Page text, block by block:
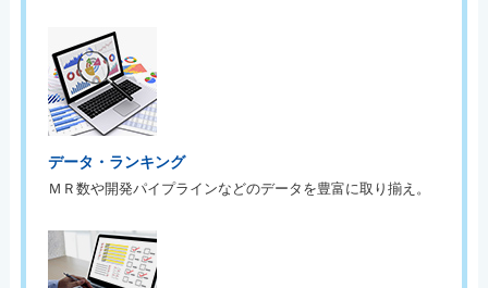
データ・ランキング
ＭＲ数や開発パイプラインなどのデータを豊富に取り揃え。